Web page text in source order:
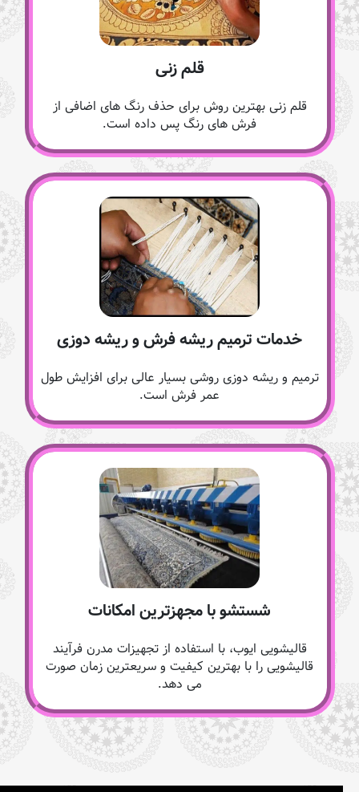
قلم زنی
قلم زنی بهترین روش برای حذف رنگ های اضافی از
فرش های رنگ پس داده است.
خدمات ترمیم ریشه فرش و ریشه دوزی
ترمیم و ریشه دوزی روشی بسیار عالی برای افزایش طول
عمر فرش است.
شستشو با مجهزترین امکانات
قالیشویی ایوب، با استفاده از تجهیزات مدرن فرآیند
قالیشویی را با بهترین کیفیت و سریعترین زمان صورت
می دهد.